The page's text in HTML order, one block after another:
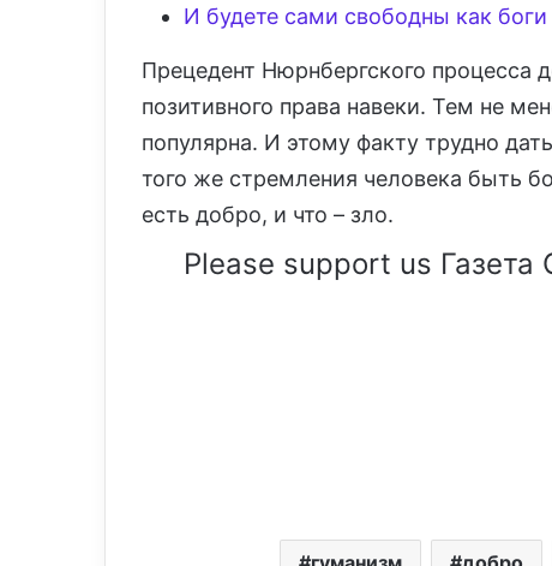
И будете сами свободны как боги
Прецедент Нюрнбергского процесса
позитивного права навеки. Тем не
популярна. И этому факту трудно
того же стремления человека быть
есть добро, и что – зло.
Please support us